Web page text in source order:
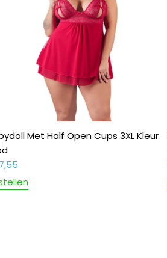
Met Half Open Cups 3XL Kleur